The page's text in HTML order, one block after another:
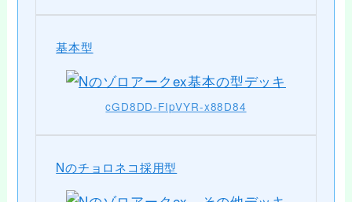
基本型
cGD8DD-FIpVYR-x88D84
Nのチョロネコ採用型